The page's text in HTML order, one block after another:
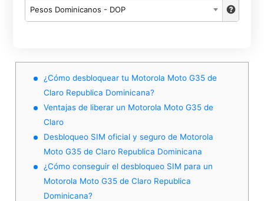
Pesos Dominicanos - DOP
¿Cómo desbloquear tu Motorola Moto G35 de
Claro Republica Dominicana?
Ventajas de liberar un Motorola Moto G35 de
Claro
Desbloqueo SIM oficial y seguro de Motorola
Moto G35 de Claro Republica Dominicana
¿Cómo conseguir el desbloqueo SIM para un
Motorola Moto G35 de Claro Republica
Dominicana?